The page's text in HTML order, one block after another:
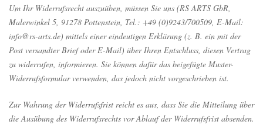
Um Ihr Widerrufsrecht auszuüben, müssen Sie uns (RS ARTS GbR,
Malerwinkel 5, 91278 Pottenstein, Tel.: +49 (0)9243/700509, E-Mail:
info@rs-arts.de) mittels einer eindeutigen Erklärung (z. B. ein mit der
Post versandter Brief oder E-Mail) über Ihren Entschluss, diesen Vertrag
zu widerrufen, informieren. Sie können dafür das beigefügte Muster-
Widerrufsformular verwenden, das jedoch nicht vorgeschrieben ist.
Zur Wahrung der Widerrufsfrist reicht es aus, dass Sie die Mitteilung über
die Ausübung des Widerrufsrechts vor Ablauf der Widerrufsfrist absenden.